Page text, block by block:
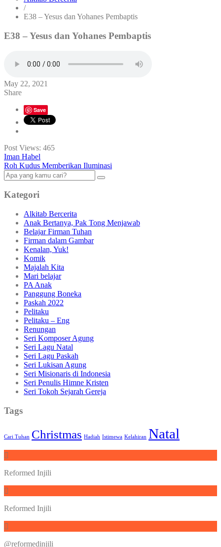
/
E38 – Yesus dan Yohanes Pembaptis
E38 – Yesus dan Yohanes Pembaptis
May 22, 2021
Share
Save
Post Views: 465
Iman Habel
Roh Kudus Memberikan Iluminasi
Kategori
Alkitab Bercerita
Anak Bertanya, Pak Tong Menjawab
Belajar Firman Tuhan
Firman dalam Gambar
Kenalan, Yuk!
Komik
Majalah Kita
Mari belajar
PA Anak
Panggung Boneka
Paskah 2022
Pelitaku
Pelitaku – Eng
Renungan
Seri Komposer Agung
Seri Lagu Natal
Seri Lagu Paskah
Seri Lukisan Agung
Seri Misionaris di Indonesia
Seri Penulis Himne Kristen
Seri Tokoh Sejarah Gereja
Tags
Cari Tuhan Christmas Hadiah Istimewa Kelahiran Natal
Reformed Injili
Reformed Injili
@reformedinjili